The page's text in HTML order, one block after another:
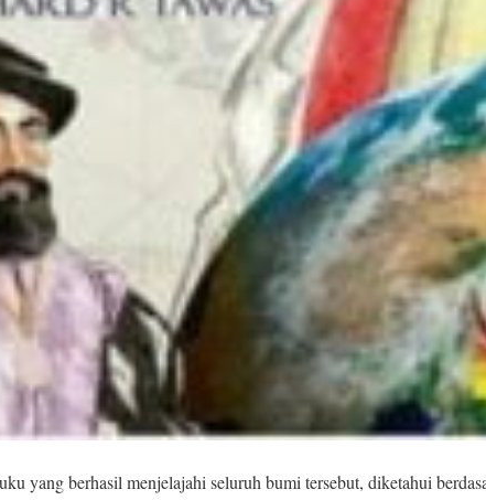
yang berhasil menjelajahi seluruh bumi tersebut, diketahui